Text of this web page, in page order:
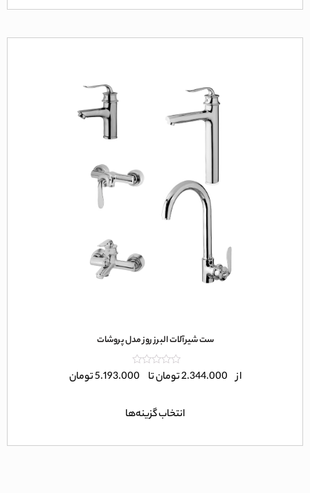
ست شیرآلات البرز روز مدل پروشات
امتیاز
از 2.344.000تومانتا 5.193.000تومان
انتخاب گزینه‌ها